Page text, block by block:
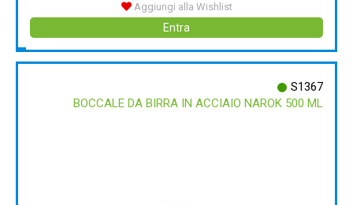
Aggiungi alla Wishlist
Entra
S1367
BOCCALE DA BIRRA IN ACCIAIO NAROK 500 ML